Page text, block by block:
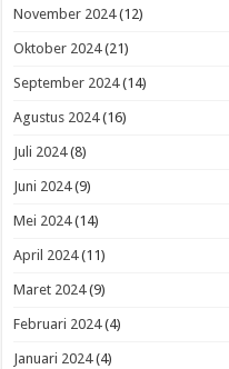
November 2024(12)
Oktober 2024(21)
September 2024(14)
Agustus 2024(16)
Juli 2024(8)
Juni 2024(9)
Mei 2024(14)
April 2024(11)
Maret 2024(9)
Februari 2024(4)
Januari 2024(4)